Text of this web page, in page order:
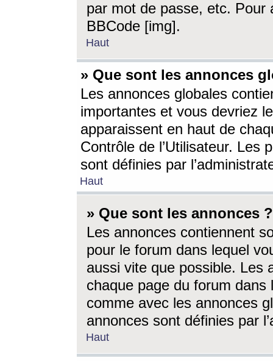
par mot de passe, etc. Pour
BBCode [img].
Haut
» Que sont les annonces
Les annonces globales
importantes et vous devriez
apparaissent en haut de
Contrôle de l’Utilisateur. Les
sont définies par
Haut
» Que sont les annonces ?
Les annonces contiennent
pour le forum dans lequel
aussi vite que possible. Les
chaque page du forum dans
comme avec les annonces
annonces sont définies par
Haut